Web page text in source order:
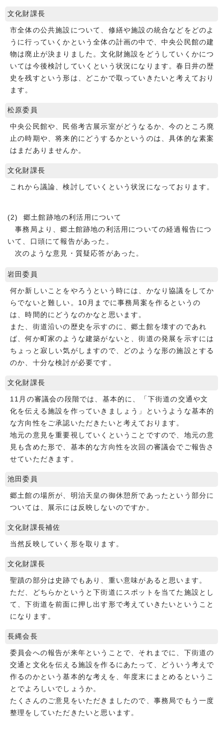
文化財課長
市全体の公共施設について、修繕や施設の統合などをどのよ
うに行っていくかという全体の計画の中で、中央公民館の建
物は廃止が決まりました。文化財施設をどうしていくかにつ
いては今後検討していくという状況になります。春日井の歴
史を残すという形は、どこかで取っていきたいと考えており
ます。
松原委員
中央公民館や、民俗考古展示室がどうなるか、今のところ廃
止の時期や、将来的にどうするかというのは、具体的な素案
はまだありませんか。
文化財課長
これから議論、検討していくという状況になっております。
(2) 郷土館跡地の利活用について
事務局より、郷土館跡地の利活用についての経過報告につ
いて、口頭にて報告があった。
次のような意見・質疑応答があった。
岩田委員
何か新しいことをやろうという時には、かなり協議をしてか
らでないと難しい。10月までに事務局案を作るというの
は、時間的にどうなのかなと思います。
また、街道沿いの歴史を示すのに、郷土館を壊すのであれ
ば、何か町家のような建築がないと、街道の発展を示すには
ちょっと寂しい気がしますので、どのような形の施設とする
のか、十分な検討が必要です。
文化財課長
11月の審議会の段階では、基本的に、「下街道の交通や文
化を伝える施設を作っていきましょう」というような基本的
な方向性をご承認いただきたいと考えております。
地元の意見を重要視していくということですので、地元の意
見も含めた形で、基本的な方向性を次回の審議会でご報告さ
せていただきます。
池田委員
郷土館の場所が、明治天皇の御休憩所であったという部分に
ついては、展示には反映しないのですか。
文化財課長補佐
当然反映していく形を取ります。
文化財課長
聖蹟の部分は史跡でもあり、重い意味があると思います。
ただ、どちらかというと下街道にスポットを当てた施設とし
て、下街道を前面に押し出す形で考えていきたいということ
になります。
長縄会長
委員会への報告が来年ということで、それまでに、下街道の
交通と文化を伝える施設を作るにあたって、どういう考えで
作るのかという基本的な考えを、年度末にまとめるというこ
とでよろしいでしょうか。
たくさんのご意見をいただきましたので、事務局でもう一度
整理をしていただきたいと思います。